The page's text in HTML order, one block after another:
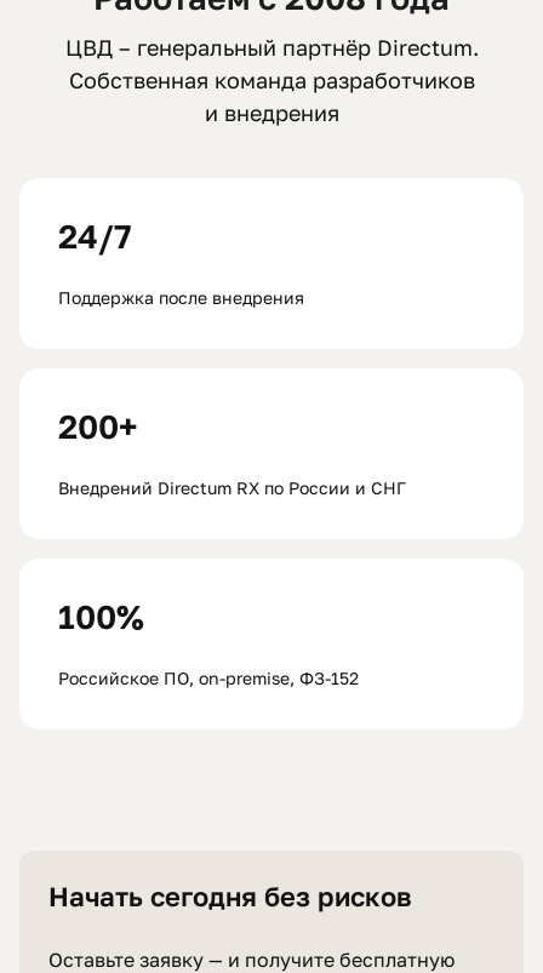
ЦВД – генеральный партнёр Directum.
Собственная команда разработчиков
и внедрения
24/7
Поддержка после внедрения
200+
Внедрений Directum RX по России и СНГ
100%
Российское ПО, on-premise, ФЗ-152
Начать сегодня без рисков
Оставьте заявку — и получите бесплатную